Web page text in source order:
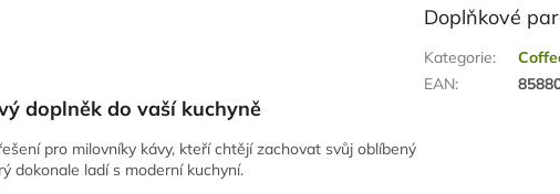
doplněk do vaší kuchyně
pro milovníky kávy, kteří chtějí zachovat svůj oblíbený
dokonale ladí s moderní kuchyní.
Doplňkové
Kategorie:
EAN: